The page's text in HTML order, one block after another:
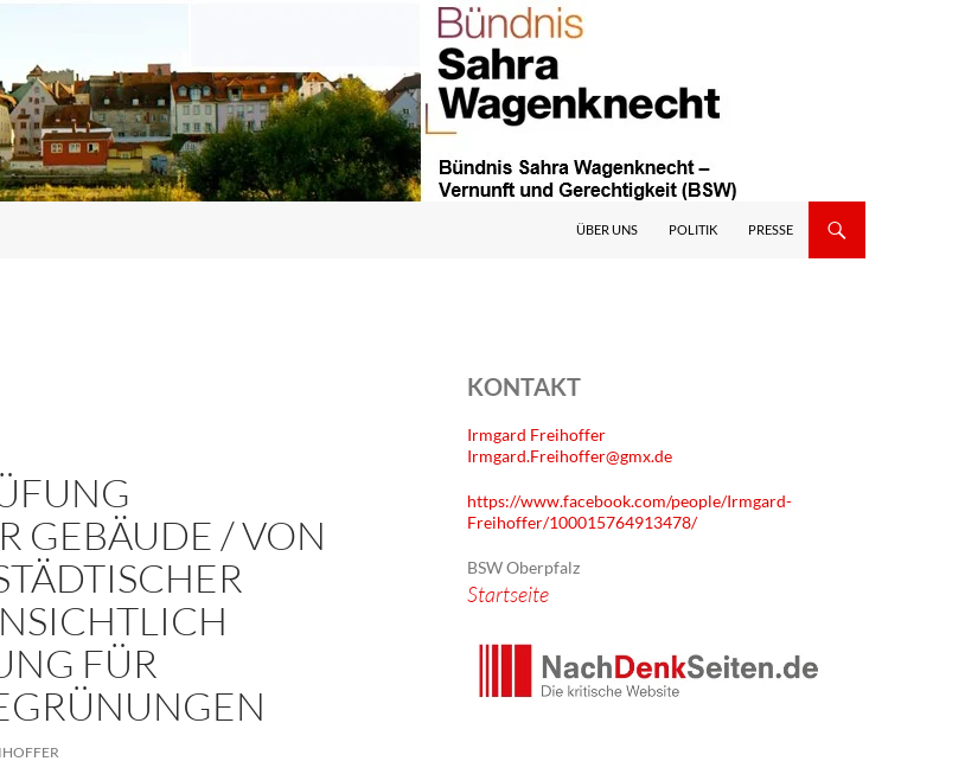
ÜBER UNS POLITIK PRESSE
GEBÄUDE / VON
FÜR
KONTAKT
Irmgard Freihoffer
Irmgard.Freihoffer@gmx.de
https://www.facebook.com/people/Irmgard-
Freihoffer/100015764913478/
BSW Oberpfalz
Startseite